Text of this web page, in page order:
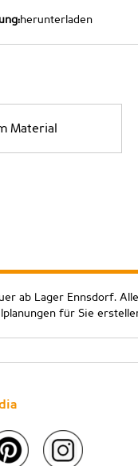
herunterladen
Material
ab Lager Ennsdorf.
für Sie